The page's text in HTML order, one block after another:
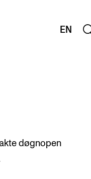
EN
døgnopen